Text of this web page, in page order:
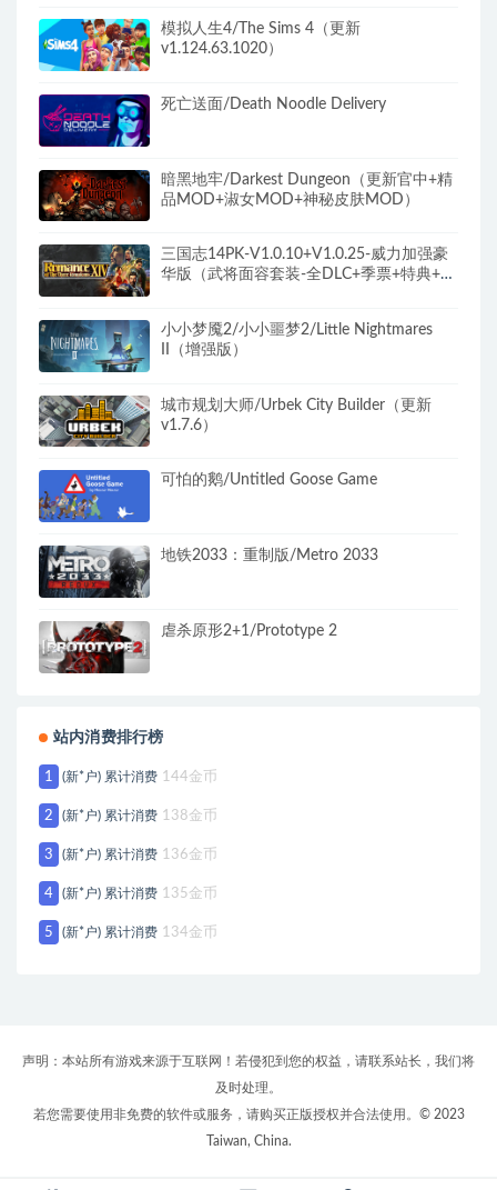
模拟人生4/The Sims 4（更新
v1.124.63.1020）
死亡送面/Death Noodle Delivery
暗黑地牢/Darkest Dungeon（更新官中+精
品MOD+淑女MOD+神秘皮肤MOD）
三国志14PK-V1.0.10+V1.0.25-威力加强豪
华版（武将面容套装-全DLC+季票+特典+中
小小梦魇2/小小噩梦2/Little Nightmares
II（增强版）
城市规划大师/Urbek City Builder（更新
v1.7.6）
可怕的鹅/Untitled Goose Game
地铁2033：重制版/Metro 2033
虐杀原形2+1/Prototype 2
站内消费排行榜
1 (新*户) 累计消费 144金币
2 (新*户) 累计消费 138金币
3 (新*户) 累计消费 136金币
4 (新*户) 累计消费 135金币
5 (新*户) 累计消费 134金币
声明：本站所有游戏来源于互联网！若侵犯到您的权益，请联系站长，我们将
及时处理。
若您需要使用非免费的软件或服务，请购买正版授权并合法使用。© 2023
Taiwan, China.